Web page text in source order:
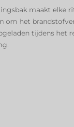
maakt elke
om het
tijdens het